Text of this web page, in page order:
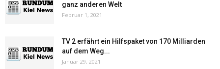
ganz anderen Welt
Februar 1, 2021
TV 2 erfährt ein Hilfspaket von 170 Milliarden
auf dem Weg...
Januar 29, 2021